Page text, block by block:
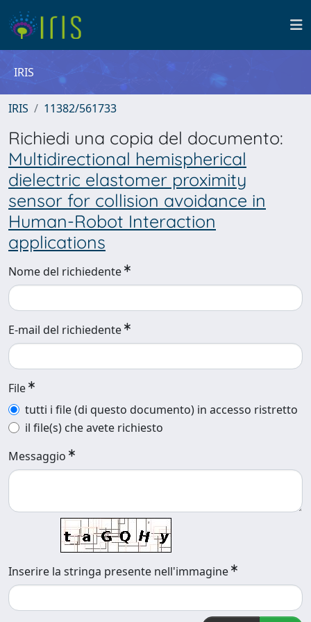
IRIS
IRIS 11382/561733
Richiedi una copia del documento:
Multidirectional hemispherical
dielectric elastomer proximity
sensor for collision avoidance in
Human-Robot Interaction
applications
Nome del richiedente
E-mail del richiedente
File
tutti i file (di questo documento) in accesso ristretto
il file(s) che avete richiesto
Messaggio
Inserire la stringa presente nell'immagine